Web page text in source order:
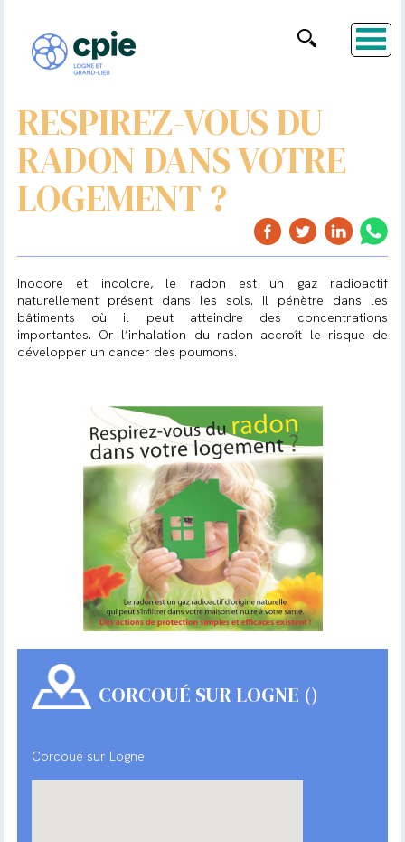
RESPIREZ-VOUS DU
RADON DANS VOTRE
LOGEMENT ?
Inodore et incolore, le radon est un gaz radioactif
naturellement présent dans les sols. Il pénètre dans les
bâtiments où il peut atteindre des concentrations
importantes. Or l’inhalation du radon accroît le risque de
développer un cancer des poumons.
CORCOUÉ SUR LOGNE ()
Corcoué sur Logne